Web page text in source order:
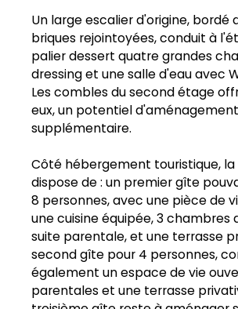
Un large escalier d'origine, bordé
briques rejointoyées, conduit à
palier dessert quatre grandes
dressing et une salle d'eau avec
Les combles du second étage
eux, un potentiel d'aménagement
supplémentaire.
Côté hébergement touristique,
dispose de : un premier gîte
8 personnes, avec une pièce de
une cuisine équipée, 3 chambres
suite parentale, et une terrasse
second gîte pour 4 personnes,
également un espace de vie
parentales et une terrasse